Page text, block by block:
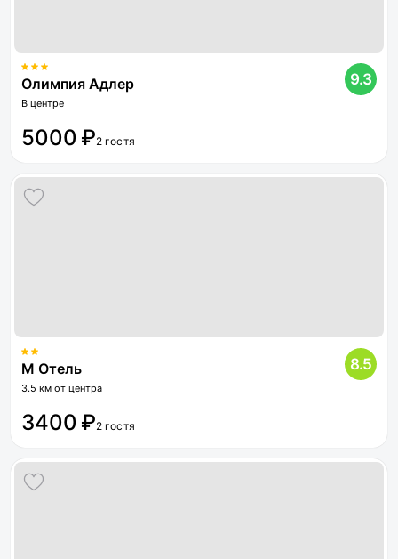
Олимпия Адлер
В центре
9.3
5000 ₽2 гостя
М Отель
3.5 км от центра
8.5
3400 ₽2 гостя